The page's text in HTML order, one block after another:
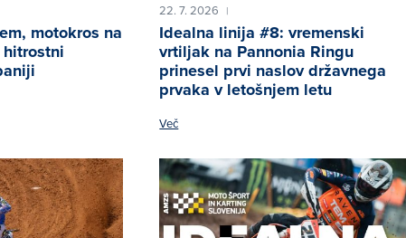
motokros na
22. 7. 2026 |
Idealna linija #8: vremenski
vrtiljak na Pannonia Ringu
prinesel prvi naslov državnega
prvaka v letošnjem letu
Več